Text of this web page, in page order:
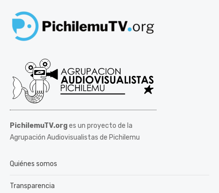
PichilemuTV.orges un proyecto de la
Agrupación Audiovisualistas de Pichilemu
Quiénes somos
Transparencia